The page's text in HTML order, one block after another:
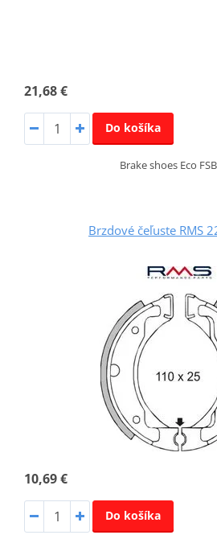
21,68 €
Do košíka
Brake shoes Eco
Brzdové čeľuste RMS
10,69 €
Do košíka